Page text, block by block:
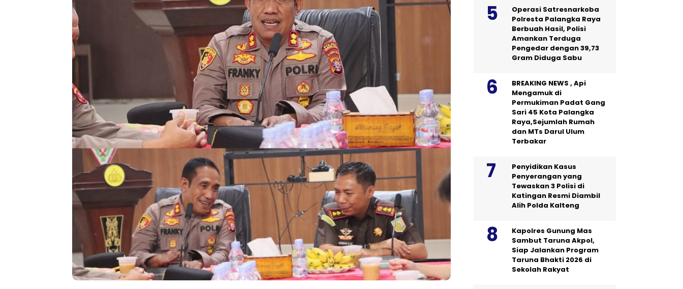
Operasi Satresnarkoba
Polresta Palangka Raya
Berbuah Hasil, Polisi
Amankan Terduga
Pengedar dengan 39,73
Gram Diduga Sabu
BREAKING NEWS , Api
Mengamuk di
Permukiman Padat Gang
Sari 45 Kota Palangka
Raya,Sejumlah Rumah
dan MTs Darul Ulum
Terbakar
Penyidikan Kasus
Penyerangan yang
Tewaskan 3 Polisi di
Katingan Resmi Diambil
Alih Polda Kalteng
Kapolres Gunung Mas
Sambut Taruna Akpol,
Siap Jalankan Program
Taruna Bhakti 2026 di
Sekolah Rakyat